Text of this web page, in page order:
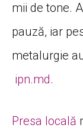
mii de tone.
pauză, iar
metalurgie
ipn.md.
Presa locală